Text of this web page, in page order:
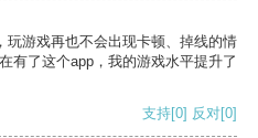
玩游戏再也不会出现卡顿、掉线的情
有了这个app，我的游戏水平提升了
支持[0] 反对[0]